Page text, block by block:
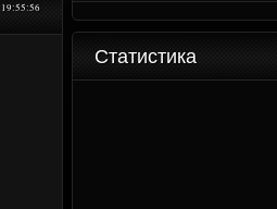
19:55:56
Статистика